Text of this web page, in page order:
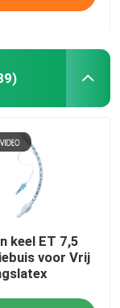
keel ET 7,5
voor Vrij